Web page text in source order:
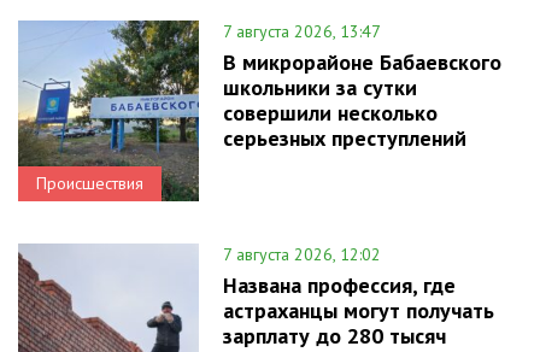
Происшествия
7 августа 2026, 13:47
В микрорайоне Бабаевского
школьники за сутки
совершили несколько
серьезных преступлений
7 августа 2026, 12:02
Названа профессия, где
астраханцы могут получать
зарплату до 280 тысяч